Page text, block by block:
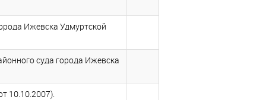
Ижевска Удмуртской
суда города Ижевска
10.10.2007).